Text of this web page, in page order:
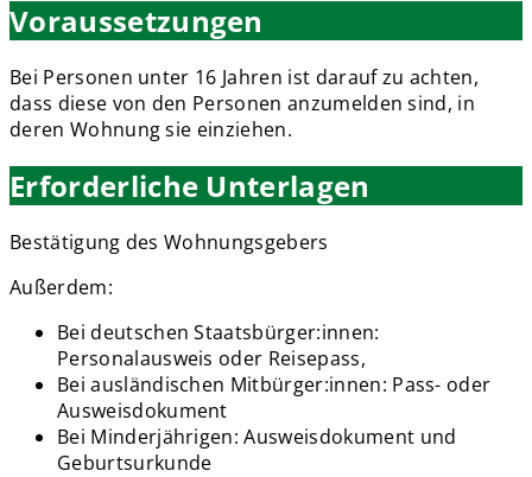
Voraussetzungen
Bei Personen unter 16 Jahren ist darauf zu achten,
dass diese von den Personen anzumelden sind, in
deren Wohnung sie einziehen.
Erforderliche Unterlagen
Bestätigung des Wohnungsgebers
Außerdem:
Bei deutschen Staatsbürger:innen:
Personalausweis oder Reisepass,
Bei ausländischen Mitbürger:innen: Pass- oder
Ausweisdokument
Bei Minderjährigen: Ausweisdokument und
Geburtsurkunde